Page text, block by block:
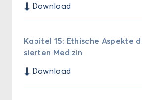
$ Down­load
Ka­pi­tel 15: Ethi­sche Aspek­te
sier­ten Me­di­zin
$ Down­load